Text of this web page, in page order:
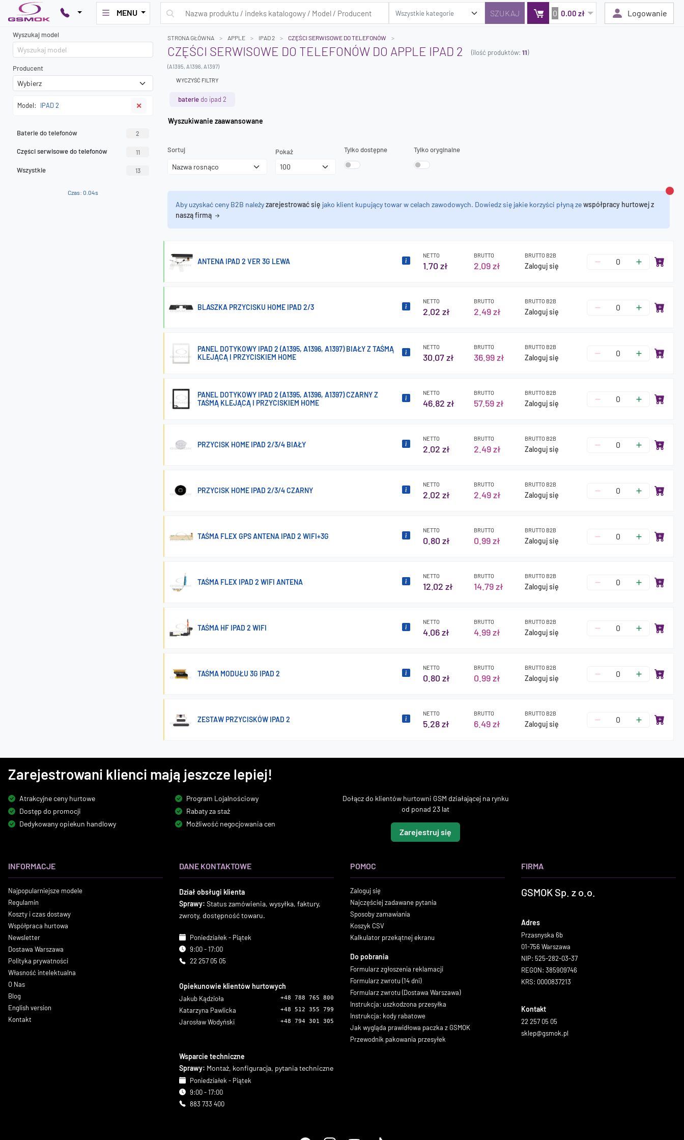
MENU 0 0.00 zł Logowanie
Wyszukaj model
Producent
Model: IPAD 2 ✕
Baterie do telefonów 2
Części serwisowe do telefonów 11
Wszystkie 13
Czas: 0.04s
STRONA GŁÓWNA APPLE IPAD 2 CZĘŚCI SERWISOWE DO TELEFONÓW
CZĘŚCI SERWISOWE DO TELEFONÓW DO APPLE IPAD 2 (ilość produktów: 11)
(A1395, A1396, A1397)
WYCZYŚĆ FILTRY
baterie do ipad 2
Wyszukiwanie zaawansowane
Sortuj Pokaż Tylko dostępne Tylko oryginalne
Aby uzyskać ceny B2B należyzarejestrować się jako klient kupujący towar w celach zawodowych. Dowiedz się jakie korzyści płyną zewspółpracy hurtowej z
naszą firmą
ANTENA IPAD 2 VER 3G LEWA
NETTO
1.70 zł
BRUTTO
2.09 zł
BRUTTO B2B
Zaloguj się
BLASZKA PRZYCISKU HOME IPAD 2/3
NETTO
2.02 zł
BRUTTO
2.49 zł
BRUTTO B2B
Zaloguj się
PANEL DOTYKOWY IPAD 2 (A1395, A1396, A1397) BIAŁY Z TAŚMĄ
KLEJĄCĄ I PRZYCISKIEM HOME
NETTO
30.07 zł
BRUTTO
36.99 zł
BRUTTO B2B
Zaloguj się
PANEL DOTYKOWY IPAD 2 (A1395, A1396, A1397) CZARNY Z
TAŚMĄ KLEJĄCĄ I PRZYCISKIEM HOME
NETTO
46.82 zł
BRUTTO
57.59 zł
BRUTTO B2B
Zaloguj się
PRZYCISK HOME IPAD 2/3/4 BIAŁY
NETTO
2.02 zł
BRUTTO
2.49 zł
BRUTTO B2B
Zaloguj się
PRZYCISK HOME IPAD 2/3/4 CZARNY
NETTO
2.02 zł
BRUTTO
2.49 zł
BRUTTO B2B
Zaloguj się
TAŚMA FLEX GPS ANTENA IPAD 2 WIFI+3G
NETTO
0.80 zł
BRUTTO
0.99 zł
BRUTTO B2B
Zaloguj się
TAŚMA FLEX IPAD 2 WIFI ANTENA
NETTO
12.02 zł
BRUTTO
14.79 zł
BRUTTO B2B
Zaloguj się
TAŚMA HF IPAD 2 WIFI
NETTO
4.06 zł
BRUTTO
4.99 zł
BRUTTO B2B
Zaloguj się
TAŚMA MODUŁU 3G IPAD 2
NETTO
0.80 zł
BRUTTO
0.99 zł
BRUTTO B2B
Zaloguj się
ZESTAW PRZYCISKÓW IPAD 2
NETTO
5.28 zł
BRUTTO
6.49 zł
BRUTTO B2B
Zaloguj się
Zarejestrowani klienci mają jeszcze lepiej!
Atrakcyjne ceny hurtowe
Dostęp do promocji
Dedykowany opiekun handlowy
Program Lojalnościowy
Rabaty za staż
Możliwość negocjowania cen
Dołącz do klientów hurtowni GSM działającej na rynku
od ponad 23 lat
Zarejestruj się
INFORMACJE
Najpopularniejsze modele
Regulamin
Koszty i czas dostawy
Współpraca hurtowa
Newsletter
Dostawa Warszawa
Polityka prywatności
Własność intelektualna
O Nas
Blog
English version
Kontakt
DANE KONTAKTOWE
Dział obsługi klienta
Sprawy: Status zamówienia, wysyłka, faktury,
zwroty, dostępność towaru.
Poniedziałek - Piątek
9:00 - 17:00
22 257 05 05
Opiekunowie klientów hurtowych
Jakub Kądzioła +48 788 765 800
Katarzyna Pawlicka +48 512 355 799
Jarosław Wodyński +48 794 301 305
Wsparcie techniczne
Sprawy: Montaż, konfiguracja, pytania techniczne
Poniedziałek - Piątek
9:00 - 17:00
883 733 400
POMOC
Zaloguj się
Najczęściej zadawane pytania
Sposoby zamawiania
Koszyk CSV
Kalkulator przekątnej ekranu
Do pobrania
Formularz zgłoszenia reklamacji
Formularz zwrotu (14 dni)
Formularz zwrotu (Dostawa Warszawa)
Instrukcja: uszkodzona przesyłka
Instrukcja: kody rabatowe
Jak wygląda prawidłowa paczka z GSMOK
Przewodnik pakowania przesyłek
FIRMA
GSMOK Sp. z o.o.
Adres
Przasnyska 6b
01-756 Warszawa
NIP: 525-282-03-37
REGON: 385909746
KRS: 0000837213
Kontakt
22 257 05 05
sklep@gsmok.pl